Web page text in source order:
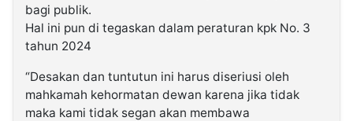
bagi publik.
Hal ini pun di tegaskan dalam peraturan kpk No. 3
tahun 2024
“Desakan dan tuntutun ini harus diseriusi oleh
mahkamah kehormatan dewan karena jika tidak
maka kami tidak segan akan membawa